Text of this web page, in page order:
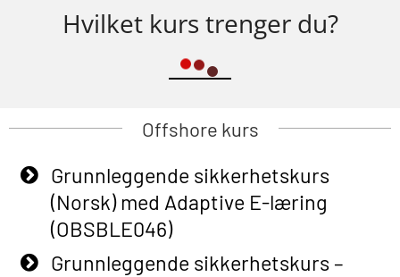
Hvilket kurs trenger du?
Offshore kurs
Grunnleggende sikkerhetskurs
(Norsk) med Adaptive E-læring
(OBSBLE046)
Grunnleggende sikkerhetskurs –